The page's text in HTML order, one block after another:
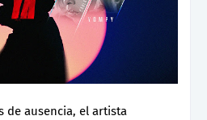
de ausencia, el artista